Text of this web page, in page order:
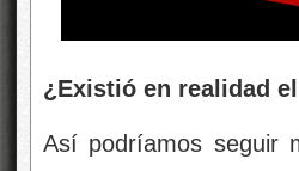
¿Existió en realidad el
Así podríamos seguir